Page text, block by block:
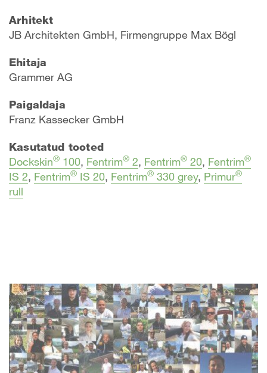
Arhitekt
JB Architekten GmbH, Firmengruppe Max Bögl
Ehitaja
Grammer AG
Paigaldaja
Franz Kassecker GmbH
Kasutatud tooted
Dockskin® 100, Fentrim® 2, Fentrim® 20, Fentrim®
IS 2, Fentrim® IS 20, Fentrim® 330 grey, Primur®
rull